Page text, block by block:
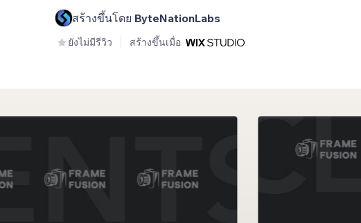
สร้างขึ้นโดย ByteNationLabs
ยังไม่มีรีวิว สร้างขึ้นเมื่อ